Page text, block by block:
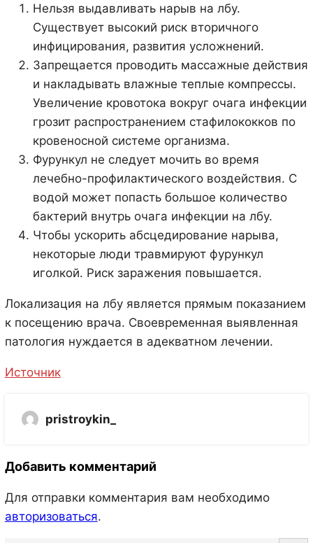
Нельзя выдавливать нарыв на лбу.
Существует высокий риск вторичного
инфицирования, развития усложнений.
Запрещается проводить массажные действия
и накладывать влажные теплые компрессы.
Увеличение кровотока вокруг очага инфекции
грозит распространением стафилококков по
кровеносной системе организма.
Фурункул не следует мочить во время
лечебно-профилактического воздействия. С
водой может попасть большое количество
бактерий внутрь очага инфекции на лбу.
Чтобы ускорить абсцедирование нарыва,
некоторые люди травмируют фурункул
иголкой. Риск заражения повышается.
Локализация на лбу является прямым показанием
к посещению врача. Своевременная выявленная
патология нуждается в адекватном лечении.
Источник
pristroykin_
Добавить комментарий
Для отправки комментария вам необходимо
авторизоваться.